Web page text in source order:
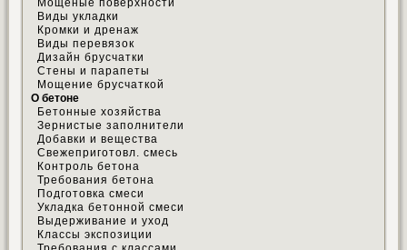
Мощеные поверхности
Виды укладки
Кромки и дренаж
Виды перевязок
Дизайн брусчатки
Стены и парапеты
Мощение брусчаткой
О бетоне
Бетонные хозяйства
Зернистые заполнители
Добавки и вещества
Свежеприготовл. смесь
Контроль бетона
Требования бетона
Подготовка смеси
Укладка бетонной смеси
Выдерживание и уход
Классы экспозиции